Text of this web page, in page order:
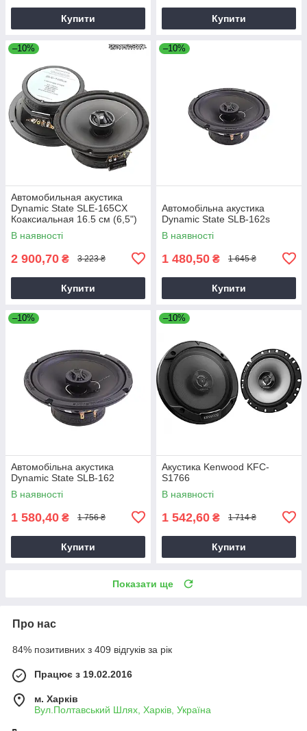
Купити Купити
–10%
Автомобильная акустика
Dynamic State SLE-165CX
Коаксиальная 16.5 см (6,5")
В наявності
2 900,70 ₴ 3 223 ₴
Купити
–10%
Автомобільна акустика
Dynamic State SLB-162s
В наявності
1 480,50 ₴ 1 645 ₴
Купити
–10%
Автомобільна акустика
Dynamic State SLB-162
В наявності
1 580,40 ₴ 1 756 ₴
Купити
–10%
Акустика Kenwood KFC-
S1766
В наявності
1 542,60 ₴ 1 714 ₴
Купити
Показати ще
Про нас
84% позитивних з 409 відгуків за рік
Працює з 19.02.2016
м. Харків
Вул.Полтавський Шлях, Харків, Україна